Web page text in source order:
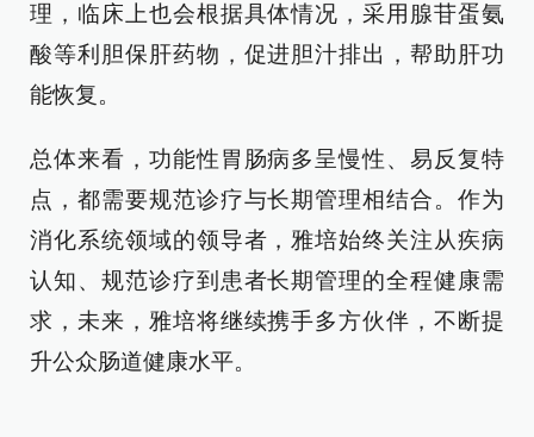
理，临床上也会根据具体情况，采用腺苷蛋氨
酸等利胆保肝药物，促进胆汁排出，帮助肝功
能恢复。
总体来看，功能性胃肠病多呈慢性、易反复特
点，都需要规范诊疗与长期管理相结合。作为
消化系统领域的领导者，雅培始终关注从疾病
认知、规范诊疗到患者长期管理的全程健康需
求，未来，雅培将继续携手多方伙伴，不断提
升公众肠道健康水平。